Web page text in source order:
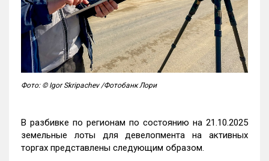
Фото: © Igor Skripachev /Фотобанк Лори
В разбивке по регионам по состоянию на 21.10.2025
земельные лоты для девелопмента на активных
торгах представлены следующим образом.